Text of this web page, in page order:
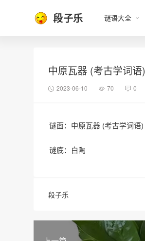
段子乐 谜语大全
中原瓦器 (考古学词语)
2023-06-10 70 0
谜面：中原瓦器 (考古学词语)
谜底：白陶
段子乐